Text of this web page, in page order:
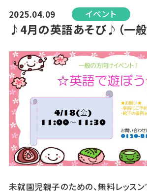
2025.04.09 イベント
♪4月の英語あそび♪（一般
未就園児親子のための、無料レッスン